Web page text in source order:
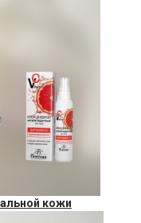
кожи